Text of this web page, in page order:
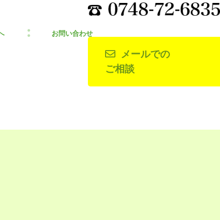
お問い合わせ
メールでの
ご相談